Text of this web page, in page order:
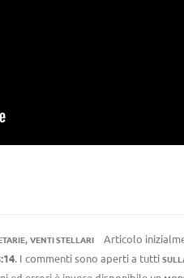
, VENTI STELLARI
Articolo
. I commenti sono aperti a tutti